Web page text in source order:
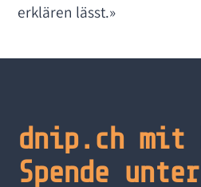
erklären lässt.»
dnip.ch mit
Spende